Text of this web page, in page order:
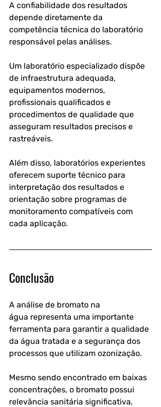
A confiabilidade dos resultados
depende diretamente da
competência técnica do laboratório
responsável pelas análises.
Um laboratório especializado dispõe
de infraestrutura adequada,
equipamentos modernos,
profissionais qualificados e
procedimentos de qualidade que
asseguram resultados precisos e
rastreáveis.
Além disso, laboratórios experientes
oferecem suporte técnico para
interpretação dos resultados e
orientação sobre programas de
monitoramento compatíveis com
cada aplicação.
Conclusão
A análise de bromato na
água representa uma importante
ferramenta para garantir a qualidade
da água tratada e a segurança dos
processos que utilizam ozonização.
Mesmo sendo encontrado em baixas
concentrações, o bromato possui
relevância sanitária significativa,